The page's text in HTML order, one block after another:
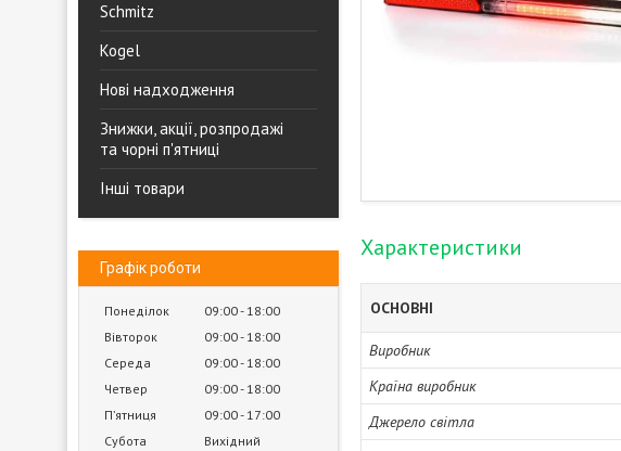
Schmitz
Kogel
Нові надходження
Знижки, акції, розпродажі
та чорні п'ятниці
Інші товари
Графік роботи
Понеділок 09:00 18:00
Вівторок
09:00 18:00
Середа
09:00 18:00
Четвер
09:00 18:00
Пʼятниця
09:00 17:00
Субота
Вихідний
Характеристики
ОСНОВНІ
Виробник
Країна виробник
Джерело світла